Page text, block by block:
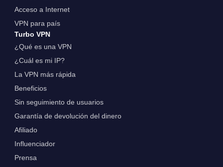
Acceso a Internet
VPN para país
Turbo VPN
¿Qué es una VPN
¿Cuál es mi IP?
La VPN más rápida
Beneficios
Sin seguimiento de usuarios
Garantía de devolución del dinero
Afiliado
Influenciador
Prensa